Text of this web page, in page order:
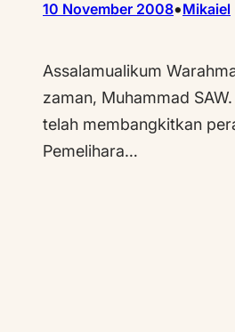
10 November 2008•Mikaiel
Assalamualikum
zaman, Muhammad
telah membangkitkan
Pemelihara…